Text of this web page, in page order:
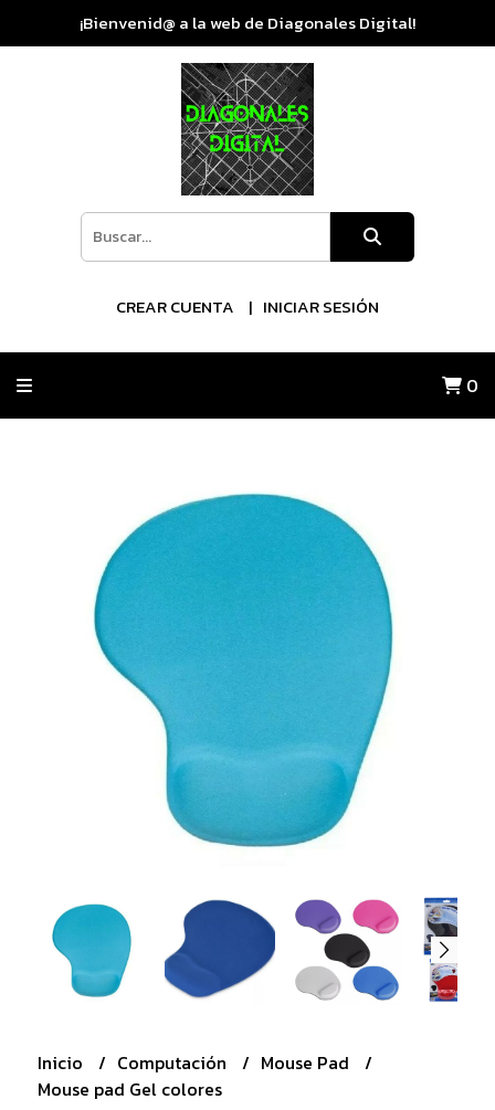
¡Bienvenid@ a la web de Diagonales Digital!
CREAR CUENTA INICIAR SESIÓN
0
Inicio Computación
Mouse Pad
Mouse pad Gel colores